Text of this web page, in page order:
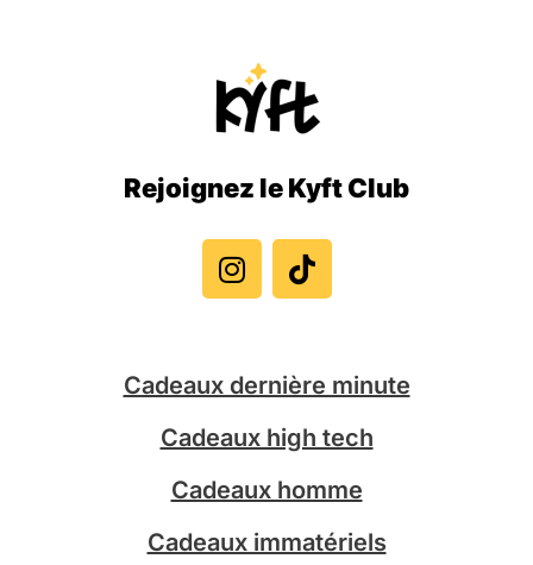
Rejoignez le Kyft Club
n
s
t
r
a
m
i
k
t
Cadeaux dernière minute
Cadeaux high tech
Cadeaux homme
Cadeaux immatériels